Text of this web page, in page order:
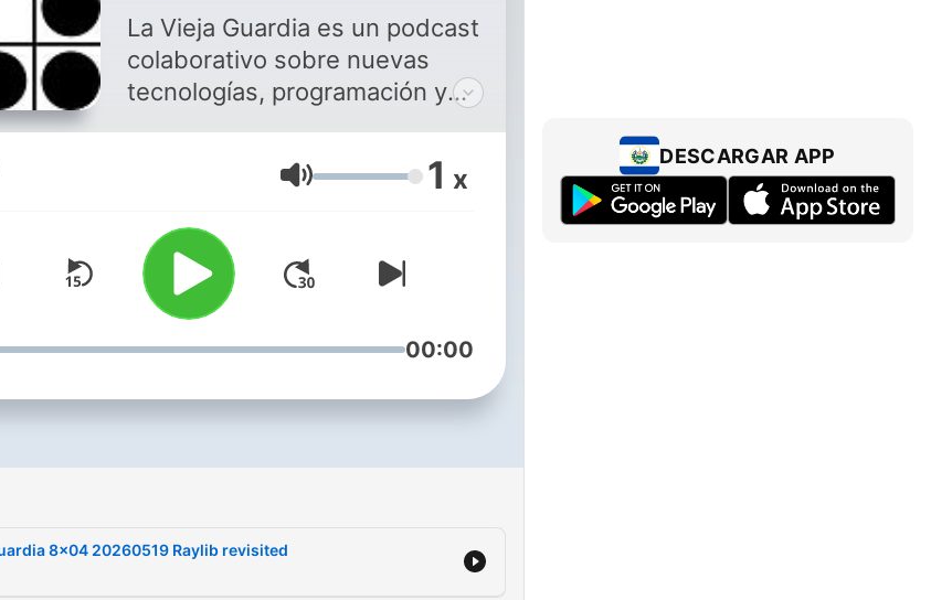
La Vieja Guardia es un podcast
colaborativo sobre nuevas
tecnologías, programación y
Manuel Padrón, Sergio
Martínez y Manel Vilar.
participan Javier
Lourehttps://www.youtube.com/@narcisound1970rio,
Marta Álvarez, Francisco Tsao,
Carlos Fernández... Puedes
buzón de correo electrónico
o por Twitter en
opiniones vertidas en este
Volumen 1 x
00:00
8x04 20260519 Raylib revisited
DESCARGAR APP